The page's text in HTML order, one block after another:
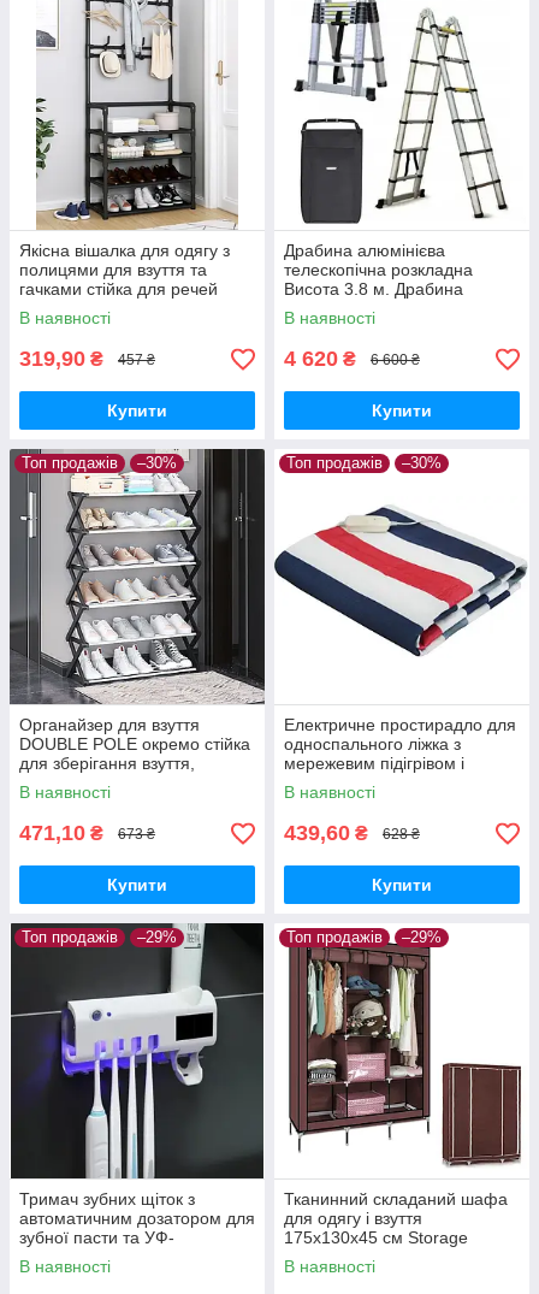
Якісна вішалка для одягу з
полицями для взуття та
гачками стійка для речей
стелаж Чорна
В наявності
319,90 ₴ 457 ₴
Купити
Драбина алюмінієва
телескопічна розкладна
Висота 3.8 м. Драбина
трансформер + сумка
В наявності
4 620 ₴ 6 600 ₴
Купити
Топ продажів –30%
Органайзер для взуття
DOUBLE POLE окремо стійка
для зберігання взуття,
високий органайзер
В наявності
471,10 ₴ 673 ₴
Купити
Топ продажів –30%
Електричне простирадло для
односпального ліжка з
мережевим підігрівом і
регульованою
температурою, 150×70 см
В наявності
439,60 ₴ 628 ₴
Купити
Топ продажів –29%
Тримач зубних щіток з
автоматичним дозатором для
зубної пасти та УФ-
Стерилізатор 3 в 1
В наявності
Топ продажів –29%
Тканинний складаний шафа
для одягу і взуття
175х130х45 см Storage
Wardrobe 88130 AN
В наявності